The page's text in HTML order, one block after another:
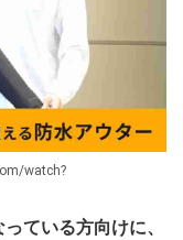
watch?
ている方向けに、